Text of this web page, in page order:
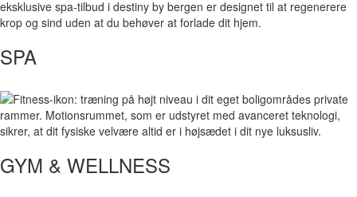
SPA
GYM & WELLNESS